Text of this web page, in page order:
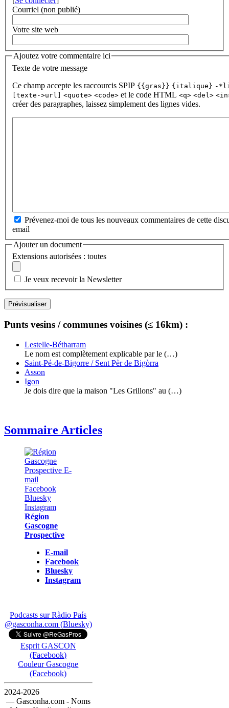
Courriel (non publié)
Votre site web
Ajoutez votre commentaire ici
Texte de votre message
Ce champ accepte les raccourcis SPIP {{gras}} {italique} -
[texte->url] <quote> <code> et le code HTML <q> <del>
créer des paragraphes, laissez simplement des lignes vides.
Prévenez-moi de tous les nouveaux commentaires de cette
email
Ajouter un document
Extensions autorisées : toutes
Je veux recevoir la Newsletter
Punts vesins / communes voisines (≤ 16km) :
Lestelle-Bétharram
Le nom est complètement explicable par le (…)
Saint-Pé-de-Bigorre / Sent Pèr de Bigòrra
Asson
Igon
Je dois dire que la maison "Les Grillons" au (…)
Sommaire Articles
Région
Gascogne
Prospective
E-mail
Facebook
Bluesky
Instagram
Podcasts sur Ràdio País
@gasconha.com (Bluesky)
Esprit GASCON
(Facebook)
Couleur Gascogne
(Facebook)
2024-2026
— Gasconha.com - Noms